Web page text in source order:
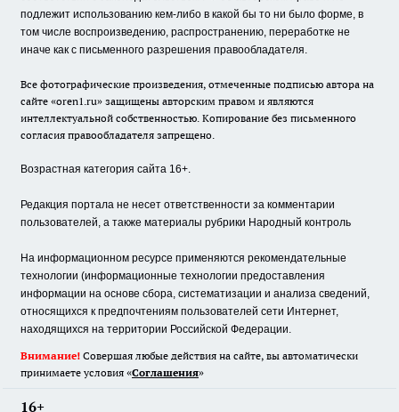
подлежит использованию кем-либо в какой бы то ни было форме, в
том числе воспроизведению, распространению, переработке не
иначе как с письменного разрешения правообладателя.
Все фотографические произведения, отмеченные подписью автора на
сайте «oren1.ru» защищены авторским правом и являются
интеллектуальной собственностью. Копирование без письменного
согласия правообладателя запрещено.
Возрастная категория сайта 16+.
Редакция портала не несет ответственности за комментарии
пользователей, а также материалы рубрики Народный контроль
На информационном ресурсе применяются рекомендательные
технологии (информационные технологии предоставления
информации на основе сбора, систематизации и анализа сведений,
относящихся к предпочтениям пользователей сети Интернет,
находящихся на территории Российской Федерации.
Внимание! Совершая любые действия на сайте, вы автоматически
принимаете условия «Cоглашения»
16+